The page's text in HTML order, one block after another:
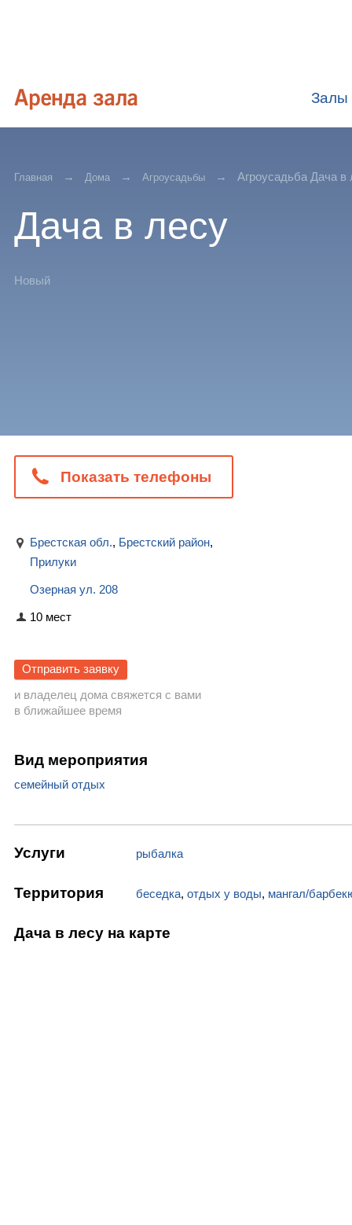
Залы
Главная Дома Агроусадьбы Агроусадьба Дача в
Дача в лесу
Новый
Показать телефоны
Брестская обл., Брестский район,
Прилуки
Озерная ул. 208
10 мест
Отправить заявку
и владелец дома свяжется с вами
в ближайшее время
Вид мероприятия
семейный отдых
Услуги рыбалка
Территория беседка, отдых у воды, мангал/
Дача в лесу на карте